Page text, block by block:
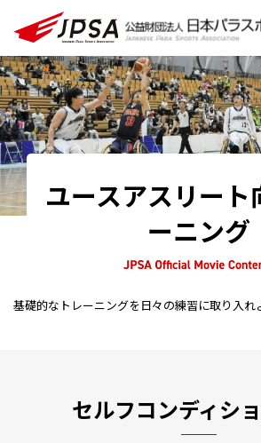
ユースアスリート
ーニング
基礎的なトレーニングを日々の練習に取り入れ
セルフコンディシ